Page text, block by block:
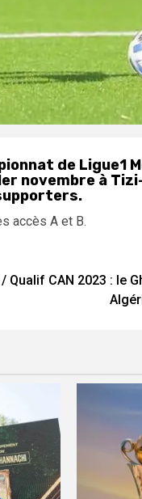
de Ligue1
novembre à
accès A et B.
/ Qualif CAN 2023 : le